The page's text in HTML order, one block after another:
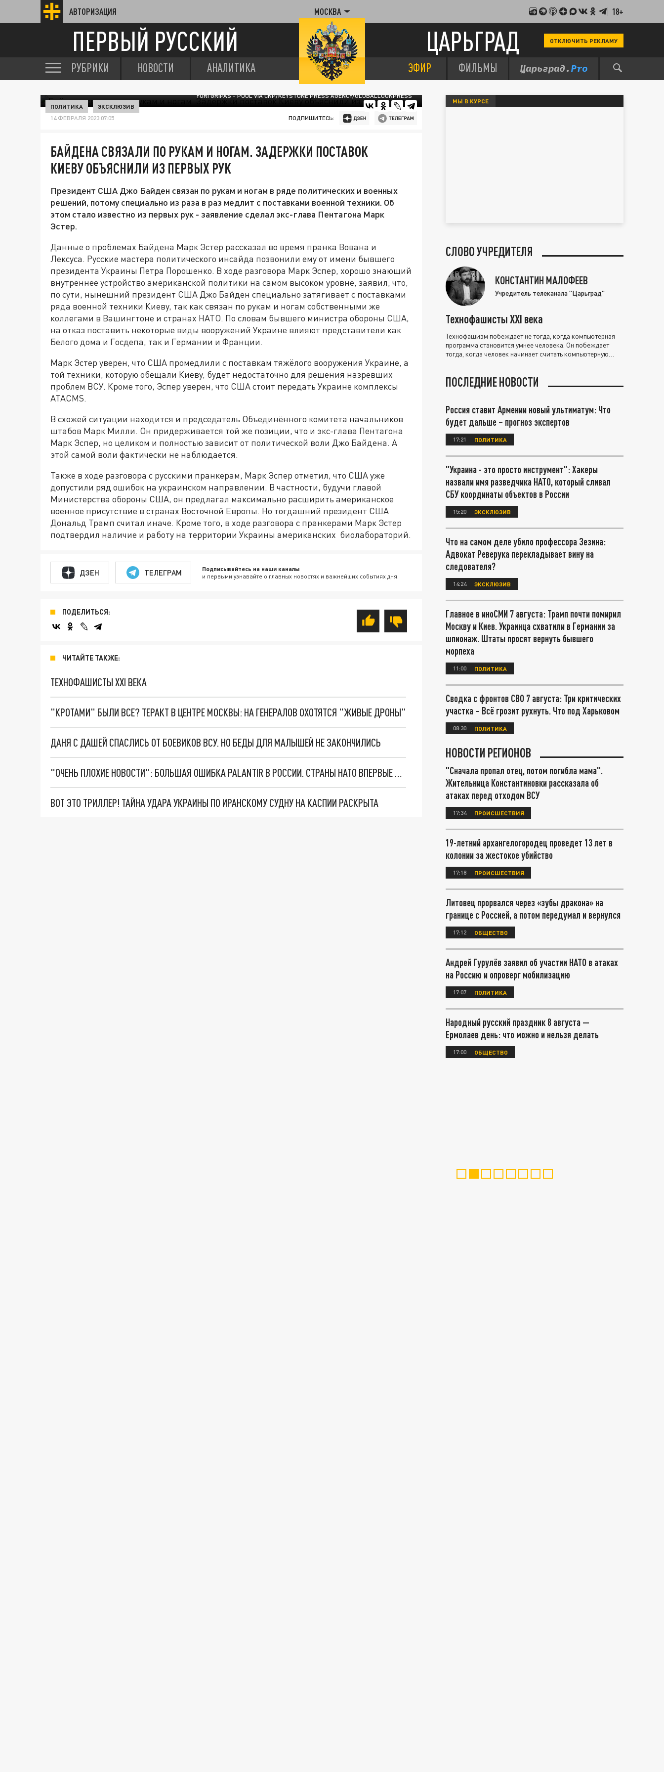
АВТОРИЗАЦИЯ МОСКВА 18+
ПЕРВЫЙ РУССКИЙ ЦАРЬГРАД ОТКЛЮЧИТЬ РЕКЛАМУ
РУБРИКИ НОВОСТИ АНАЛИТИКА ЭФИР ФИЛЬМЫ
YURI GRIPAS - POOL VIA CNP/KEYSTONE PRESS AGENCY/GLOBALLOOKPRESS
ПОЛИТИКА ЭКСКЛЮЗИВ
14 ФЕВРАЛЯ 2023 07:05 ПОДПИШИТЕСЬ:
БАЙДЕНА СВЯЗАЛИ ПО РУКАМ И НОГАМ. ЗАДЕРЖКИ ПОСТАВОК
КИЕВУ ОБЪЯСНИЛИ ИЗ ПЕРВЫХ РУК
Президент США Джо Байден связан по рукам и ногам в ряде политических и военных
решений, потому специально из раза в раз медлит с поставками военной техники. Об
этом стало известно из первых рук - заявление сделал экс-глава Пентагона Марк
Эстер.
Данные о проблемах Байдена Марк Эстер рассказал во время пранка Вована и
Лексуса. Русские мастера политического инсайда позвонили ему от имени бывшего
президента Украины Петра Порошенко. В ходе разговора Марк Эспер, хорошо знающий
внутреннее устройство американской политики на самом высоком уровне, заявил, что,
по сути, нынешний президент США Джо Байден специально затягивает с поставками
ряда военной техники Киеву, так как связан по рукам и ногам собственными же
коллегами в Вашингтоне и странах НАТО. По словам бывшего министра обороны США,
на отказ поставить некоторые виды вооружений Украине влияют представители как
Белого дома и Госдепа, так и Германии и Франции.
Марк Эстер уверен, что США промедлили с поставкам тяжёлого вооружения Украине, а
той техники, которую обещали Киеву, будет недостаточно для решения назревших
проблем ВСУ. Кроме того, Эспер уверен, что США стоит передать Украине комплексы
ATACMS.
В схожей ситуации находится и председатель Объединённого комитета начальников
штабов Марк Милли. Он придерживается той же позиции, что и экс-глава Пентагона
Марк Эспер, но целиком и полностью зависит от политической воли Джо Байдена. А
этой самой воли фактически не наблюдается.
Также в ходе разговора с русскими пранкерам, Марк Эспер отметил, что США уже
допустили ряд ошибок на украинском направлении. В частности, будучи главой
Министерства обороны США, он предлагал максимально расширить американское
военное присутствие в странах Восточной Европы. Но тогдашний президент США
Дональд Трамп считал иначе. Кроме того, в ходе разговора с пранкерами Марк Эстер
подтвердил наличие и работу на территории Украины американских биолабораторий.
ДЗЕН ТЕЛЕГРАМ Подписывайтесь на наши каналы
и первыми узнавайте о главных новостях и важнейших событиях дня.
ПОДЕЛИТЬСЯ:
ЧИТАЙТЕ ТАКЖЕ:
ТЕХНОФАШИСТЫ XXI ВЕКА
"КРОТАМИ" БЫЛИ ВСЕ? ТЕРАКТ В ЦЕНТРЕ МОСКВЫ: НА ГЕНЕРАЛОВ ОХОТЯТСЯ "ЖИВЫЕ ДРОНЫ"
ДАНЯ С ДАШЕЙ СПАСЛИСЬ ОТ БОЕВИКОВ ВСУ. НО БЕДЫ ДЛЯ МАЛЫШЕЙ НЕ ЗАКОНЧИЛИСЬ
"ОЧЕНЬ ПЛОХИЕ НОВОСТИ": БОЛЬШАЯ ОШИБКА PALANTIR В РОССИИ. СТРАНЫ НАТО ВПЕРВЫЕ ЗА СВО ОСТАНОВИЛИ ПОСТАВКИ ОРУЖИЯ. ВСУ ТЕРЯЮТ ПРИГРАНИЧЬЕ?
ВОТ ЭТО ТРИЛЛЕР! ТАЙНА УДАРА УКРАИНЫ ПО ИРАНСКОМУ СУДНУ НА КАСПИИ РАСКРЫТА
МЫ В КУРСЕ
СЛОВО УЧРЕДИТЕЛЯ
КОНСТАНТИН МАЛОФЕЕВ
Учредитель телеканала "Царьград"
Технофашисты XXI века
Технофашизм побеждает не тогда, когда компьютерная
программа становится умнее человека. Он побеждает
тогда, когда человек начинает считать компьютерную
ПОСЛЕДНИЕ НОВОСТИ
Россия ставит Армении новый ультиматум: Что
будет дальше – прогноз экспертов
17:21 ПОЛИТИКА
"Украина - это просто инструмент": Хакеры
назвали имя разведчика НАТО, который сливал
СБУ координаты объектов в России
15:20 ЭКСКЛЮЗИВ
Что на самом деле убило профессора Зезина:
Адвокат Реверука перекладывает вину на
следователя?
14:24 ЭКСКЛЮЗИВ
Главное в иноСМИ 7 августа: Трамп почти помирил
Москву и Киев. Украинца схватили в Германии за
шпионаж. Штаты просят вернуть бывшего
морпеха
11:00 ПОЛИТИКА
Сводка с фронтов СВО 7 августа: Три критических
участка – Всё грозит рухнуть. Что под Харьковом
08:30 ПОЛИТИКА
НОВОСТИ РЕГИОНОВ
"Сначала пропал отец, потом погибла мама".
Жительница Константиновки рассказала об
атаках перед отходом ВСУ
17:34 ПРОИСШЕСТВИЯ
19-летний архангелогородец проведет 13 лет в
колонии за жестокое убийство
17:18 ПРОИСШЕСТВИЯ
Литовец прорвался через «зубы дракона» на
границе с Россией, а потом передумал и вернулся
17:12 ОБЩЕСТВО
Андрей Гурулёв заявил об участии НАТО в атаках
на Россию и опроверг мобилизацию
17:07 ПОЛИТИКА
Народный русский праздник 8 августа —
Ермолаев день: что можно и нельзя делать
17:00 ОБЩЕСТВО